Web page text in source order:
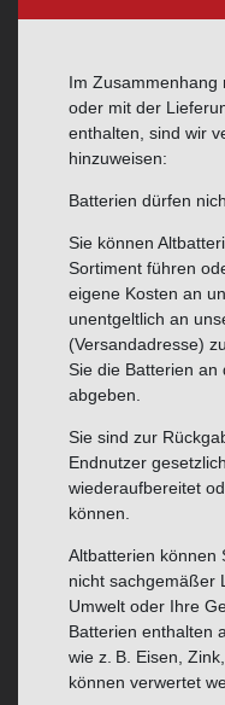
Im Zusammenhang
oder mit der
enthalten, sind wir
hinzuweisen:
Batterien dürfen
Sie können
Sortiment führen
eigene Kosten an
unentgeltlich an
(Versandadresse)
Sie die Batterien an
abgeben.
Sie sind zur
Endnutzer
wiederaufbereitet
können.
Altbatterien können
nicht sachgemäßer
Umwelt oder Ihre
Batterien enthalten
wie z. B. Eisen,
können verwertet